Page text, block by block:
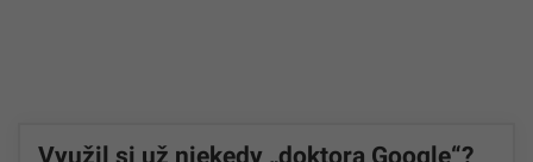
Využil si už niekedy „doktora Google“?